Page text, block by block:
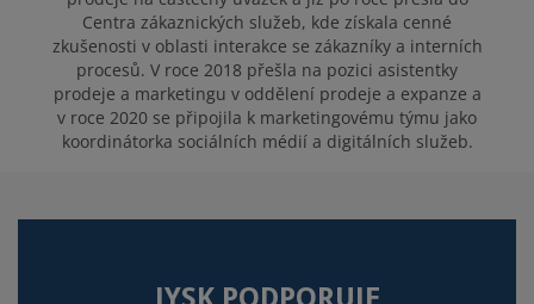
Centra zákaznických služeb, kde získala cenné
zkušenosti v oblasti interakce se zákazníky a interních
procesů. V roce 2018 přešla na pozici asistentky
prodeje a marketingu v oddělení prodeje a expanze a
v roce 2020 se připojila k marketingovému týmu jako
koordinátorka sociálních médií a digitálních služeb.